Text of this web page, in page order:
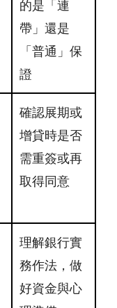
的是「連
帶」還是
「普通」保
證
確認展期或
增貸時是否
需重簽或再
取得同意
理解銀行實
務作法，做
好資金與心